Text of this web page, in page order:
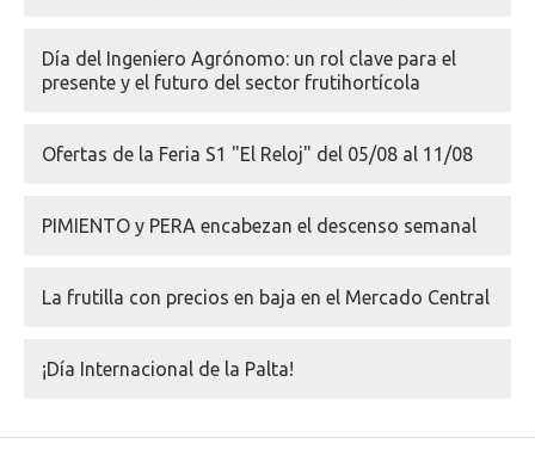
Día del Ingeniero Agrónomo: un rol clave para el
presente y el futuro del sector frutihortícola
Ofertas de la Feria S1 "El Reloj" del 05/08 al 11/08
PIMIENTO y PERA encabezan el descenso semanal
La frutilla con precios en baja en el Mercado Central
¡Día Internacional de la Palta!